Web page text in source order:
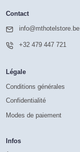
Contact
info@mthotelstore.be
+32 479 447 721
Légale
Conditions générales
Confidentialité
Modes de paiement
Infos